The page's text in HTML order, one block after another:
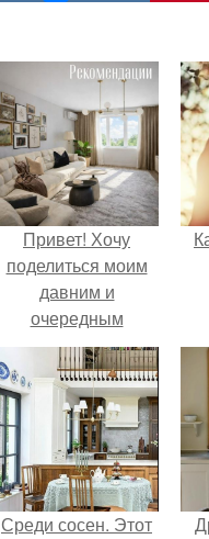
Привет! Хочу
поделиться моим
давним и
очередным
неопубликованным
проектом.
Среди сосен. Этот